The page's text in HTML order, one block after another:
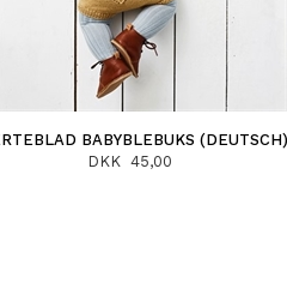
BABYBLEBUKS (DEUTSCH)
DKK 45,00